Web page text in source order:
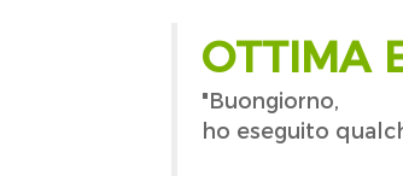
OTTIMA
"Buongiorno,
ho eseguito